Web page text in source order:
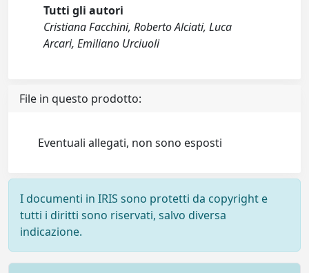
Tutti gli autori
Cristiana Facchini, Roberto Alciati, Luca
Arcari, Emiliano Urciuoli
File in questo prodotto:
Eventuali allegati, non sono esposti
I documenti in IRIS sono protetti da copyright e
tutti i diritti sono riservati, salvo diversa
indicazione.